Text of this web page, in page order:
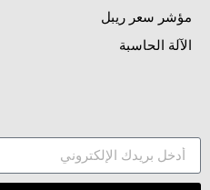
مؤشر سعر ريبل
الآلة الحاسبة